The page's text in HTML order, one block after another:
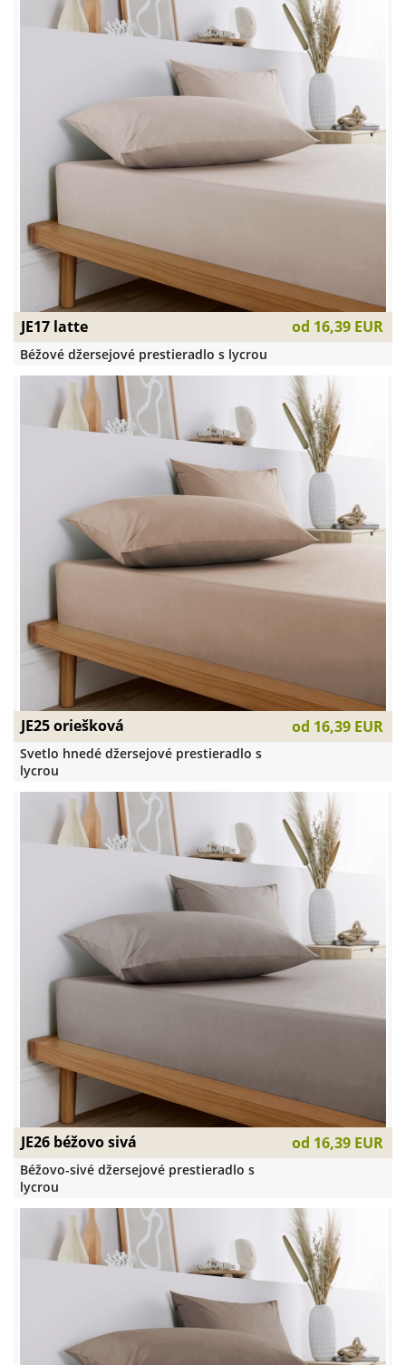
JE17 latte od 16,39 EUR
Béžové džersejové prestieradlo s lycrou
JE25 oriešková od 16,39 EUR
Svetlo hnedé džersejové prestieradlo s
lycrou
JE26 béžovo sivá od 16,39 EUR
Béžovo-sivé džersejové prestieradlo s
lycrou